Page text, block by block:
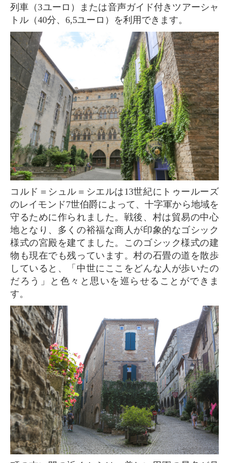
列車（3ユーロ）または音声ガイド付きツアーシャ
トル（40分、6,5ユーロ）を利用できます。
コルド＝シュル＝シエルは13世紀にトゥールーズ
のレイモンド7世伯爵によって、十字軍から地域を
守るために作られました。戦後、村は貿易の中心
地となり、多くの裕福な商人が印象的なゴシック
様式の宮殿を建てました。このゴシック様式の建
物も現在でも残っています。村の石畳の道を散歩
していると、「中世にここをどんな人が歩いたの
だろう」と色々と思いを巡らせることができま
す。